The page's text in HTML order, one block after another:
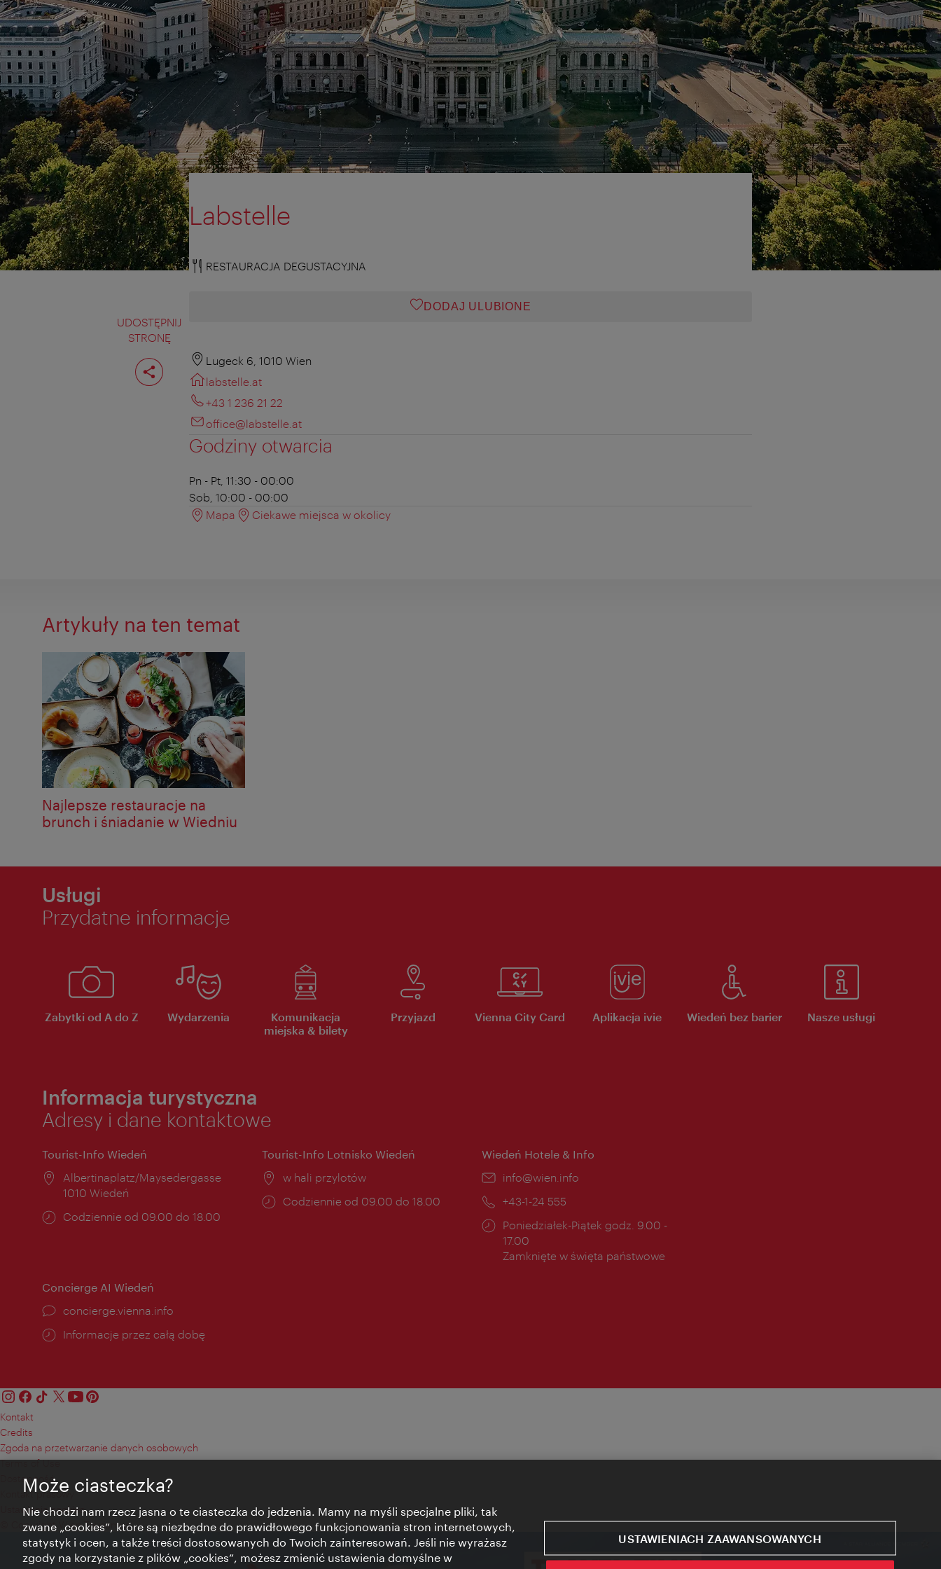
UDOSTĘPNIJ
STRONĘ
Podziel
stronę
Labstelle
RESTAURACJA DEGUSTACYJNA
DODAJ ULUBIONE
Lugeck 6, 1010 Wien
labstelle.at
+43 1 236 21 22
office@labstelle.at
Godziny otwarcia
Pn - Pt, 11:30 - 00:00
Sob, 10:00 - 00:00
Mapa
Ciekawe miejsca w okolicy
Artykuły na ten temat
Najlepsze restauracje na
brunch i śniadanie w Wiedniu
Usługi
Przydatne informacje
Zabytki od A do Z Wydarzenia
Komunikacja
miejska & bilety
Przyjazd Vienna City Card Aplikacja ivie Wiedeń bez barier Nasze usługi
Informacja turystyczna
Adresy i dane kontaktowe
Tourist-Info Wiedeń
Miejsce:
Albertinaplatz/Maysedergasse
1010 Wiedeń
Godziny
Codziennie od 09.00 do 18.00
Tourist-Info Lotnisko Wiedeń
Miejsce:
w hali przylotów
Godziny
Codziennie od 09.00 do 18.00
Wiedeń Hotele & Info
E-
info@wien.info
Telefon:
+43-1-24 555
Godziny
otwarcia:
Poniedziałek-Piątek godz. 9.00 -
17.00
Zamknięte w święta państwowe
Concierge AI Wiedeń
concierge.vienna.info
Informacje przez całą dobę
Kontakt
Credits
Zgoda na przetwarzanie danych osobowych
Terms of Use
Dostępność
Kontakt prasowy
Ustawienia cookies
© Copyright Wien Tourismus
Może ciasteczka?
Nie chodzi nam rzecz jasna o te ciasteczka do jedzenia. Mamy na myśli specjalne pliki, tak
zwane „cookies”, które są niezbędne do prawidłowego funkcjonowania stron internetowych,
statystyk i ocen, a także treści dostosowanych do Twoich zainteresowań. Jeśli nie wyrażasz
zgody na korzystanie z plików „cookies”, możesz zmienić ustawienia domyślne w
USTAWIENIACH ZAAWANSOWANYCH